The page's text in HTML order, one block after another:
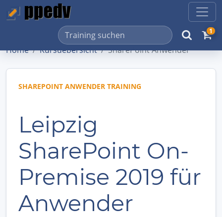
1
Home Kursuebersicht SharePoint Anwender
SHAREPOINT ANWENDER TRAINING
Leipzig
SharePoint On-
Premise 2019 für
Anwender